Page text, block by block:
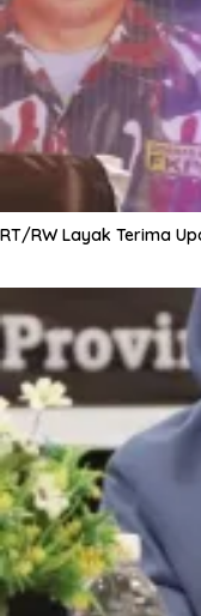
RT/RW Layak Terima